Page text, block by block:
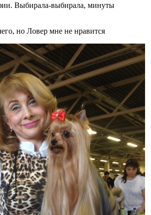
Выбирала-выбирала, минуты
но Ловер мне не нравится